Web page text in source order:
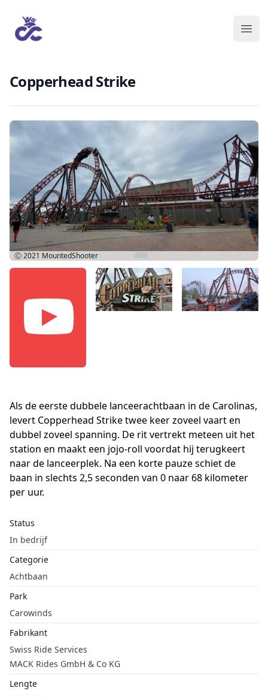
Copperhead Strike
Als de eerste dubbele lanceerachtbaan in de Carolinas,
levert Copperhead Strike twee keer zoveel vaart en
dubbel zoveel spanning. De rit vertrekt meteen uit het
station en maakt een jojo-roll voordat hij terugkeert
naar de lanceerplek. Na een korte pauze schiet de
baan in slechts 2,5 seconden van 0 naar 68 kilometer
per uur.
Status
In bedrijf
Categorie
Achtbaan
Park
Carowinds
Fabrikant
Swiss Ride Services
MACK Rides GmbH & Co KG
Lengte
Ⓒ 2021 MountedShooter